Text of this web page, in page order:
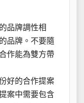
品牌調性相
品牌。不要隨
作能為雙方帶
好的合作提案
案中需要包含